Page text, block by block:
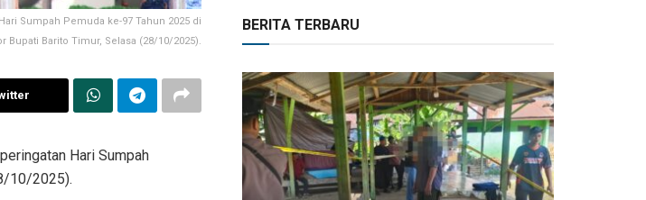
Sumpah Pemuda ke-97 Tahun 2025 di
Bupati Barito Timur, Selasa (28/10/2025).
Hari Sumpah
10/2025).
BERITA TERBARU